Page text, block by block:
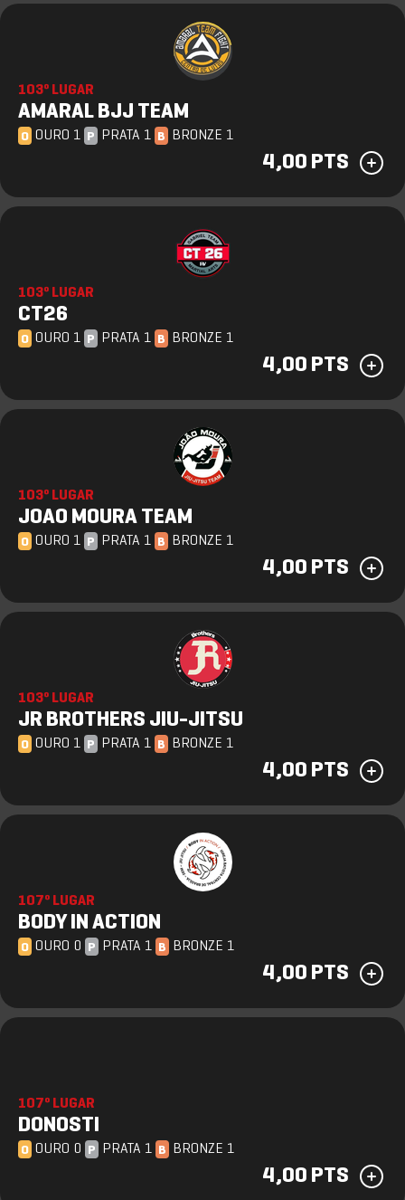
103º LUGAR
AMARAL BJJ TEAM
O OURO 1 P PRATA 1 B BRONZE 1
4,00 PTS
103º LUGAR
CT26
O OURO 1 P PRATA 1 B BRONZE 1
4,00 PTS
103º LUGAR
JOAO MOURA TEAM
O OURO 1 P PRATA 1 B BRONZE 1
4,00 PTS
103º LUGAR
JR BROTHERS JIU-JITSU
O OURO 1 P PRATA 1 B BRONZE 1
4,00 PTS
107º LUGAR
BODY IN ACTION
O OURO 0 P PRATA 1 B BRONZE 1
4,00 PTS
107º LUGAR
DONOSTI
O OURO 0 P PRATA 1 B BRONZE 1
4,00 PTS